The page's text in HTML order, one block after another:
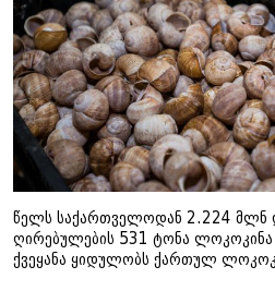
წელს საქართველოდან 2.224
ღირებულების 531 ტონა
ქვეყანა ყიდულობს ქართულ